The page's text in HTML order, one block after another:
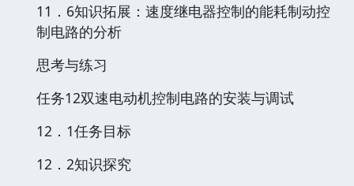
11．6知识拓展：速度继电器控制的能耗制动控
制电路的分析
思考与练习
任务12双速电动机控制电路的安装与调试
12．1任务目标
12．2知识探究